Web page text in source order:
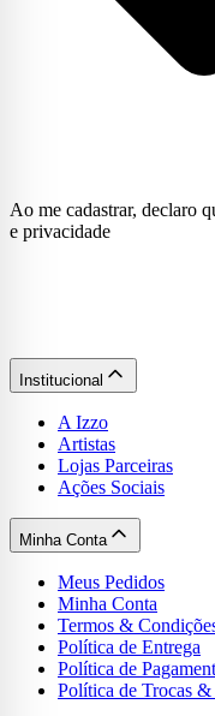
Ao me cadastrar, declaro
e privacidade
Institucional
A Izzo
Artistas
Lojas Parceiras
Ações Sociais
Minha Conta
Meus Pedidos
Minha Conta
Termos &
Política de Entrega
Política de
Política de Trocas